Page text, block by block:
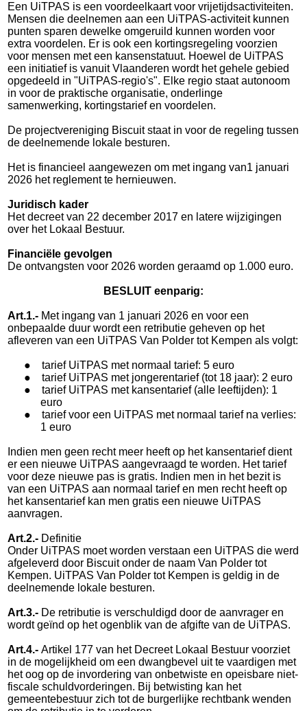
Een UiTPAS is een voordeelkaart voor vrijetijdsactiviteiten.
Mensen die deelnemen aan een UiTPAS-activiteit kunnen
punten sparen dewelke omgeruild kunnen worden voor
extra voordelen. Er is ook een kortingsregeling voorzien
voor mensen met een kansenstatuut. Hoewel de UiTPAS
een initiatief is vanuit Vlaanderen wordt het gehele gebied
opgedeeld in "UiTPAS-regio's". Elke regio staat autonoom
in voor de praktische organisatie, onderlinge
samenwerking, kortingstarief en voordelen.
De projectvereniging Biscuit staat in voor de regeling tussen
de deelnemende lokale besturen.
Het is financieel aangewezen om met ingang van1 januari
2026 het reglement te hernieuwen.
Juridisch kader
Het decreet van 22 december 2017 en latere wijzigingen
over het Lokaal Bestuur.
Financiële gevolgen
De ontvangsten voor 2026 worden geraamd op 1.000 euro.
BESLUIT eenparig:
Art.1.- Met ingang van 1 januari 2026 en voor een
onbepaalde duur wordt een retributie geheven op het
afleveren van een UiTPAS Van Polder tot Kempen als volgt:
●
tarief UiTPAS met normaal tarief: 5 euro
●
tarief UiTPAS met jongerentarief (tot 18 jaar): 2 euro
●
tarief UiTPAS met kansentarief (alle leeftijden): 1
euro
●
tarief voor een UiTPAS met normaal tarief na verlies:
1 euro
Indien men geen recht meer heeft op het kansentarief dient
er een nieuwe UiTPAS aangevraagd te worden. Het tarief
voor deze nieuwe pas is gratis. Indien men in het bezit is
van een UiTPAS aan normaal tarief en men recht heeft op
het kansentarief kan men gratis een nieuwe UiTPAS
aanvragen.
Art.2.- Definitie
Onder UiTPAS moet worden verstaan een UiTPAS die werd
afgeleverd door Biscuit onder de naam Van Polder tot
Kempen. UiTPAS Van Polder tot Kempen is geldig in de
deelnemende lokale besturen.
Art.3.- De retributie is verschuldigd door de aanvrager en
wordt geïnd op het ogenblik van de afgifte van de UiTPAS.
Art.4.-Artikel 177 van het Decreet Lokaal Bestuur voorziet
in de mogelijkheid om een dwangbevel uit te vaardigen met
het oog op de invordering van onbetwiste en opeisbare niet-
fiscale schuldvorderingen. Bij betwisting kan het
gemeentebestuur zich tot de burgerlijke rechtbank wenden